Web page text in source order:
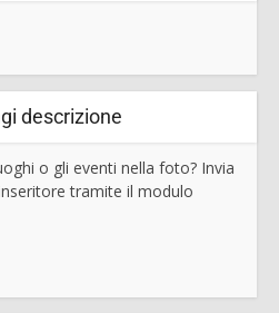
descrizione
o gli eventi nella foto? Invia
tramite il modulo